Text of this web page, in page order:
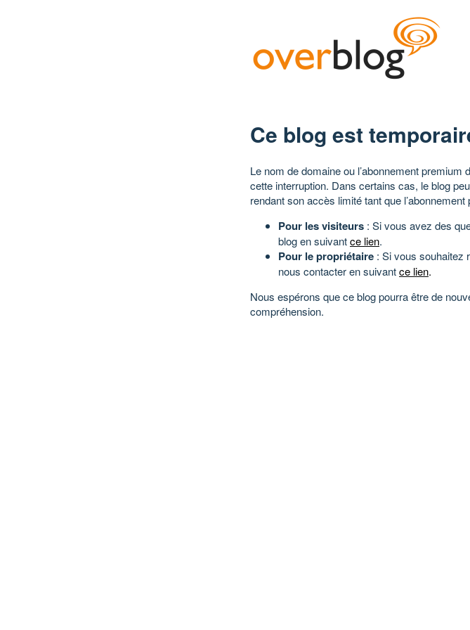
Ce blog est
Le nom de domaine ou l’abonnement premium
cette interruption. Dans certains cas, le blog
rendant son accès limité tant que
Pour les visiteurs : Si vous avez des
blog en suivantce lien.
Pour le propriétaire : Si vous souhaitez
nous contacter en suivantce lien.
Nous espérons que ce blog pourra être de
compréhension.